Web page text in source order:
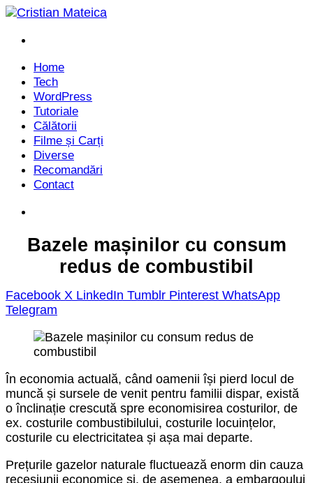
Home
Tech
WordPress
Tutoriale
Călătorii
Filme și Carți
Diverse
Recomandări
Contact
Bazele mașinilor cu consum
redus de combustibil
Facebook X LinkedIn Tumblr Pinterest WhatsApp
Telegram
În economia actuală, când oamenii își pierd locul de
muncă și sursele de venit pentru familii dispar, există
o înclinație crescută spre economisirea costurilor, de
ex. costurile combustibilului, costurile locuințelor,
costurile cu electricitatea și așa mai departe.
Prețurile gazelor naturale fluctuează enorm din cauza
recesiunii economice și, de asemenea, a embargoului